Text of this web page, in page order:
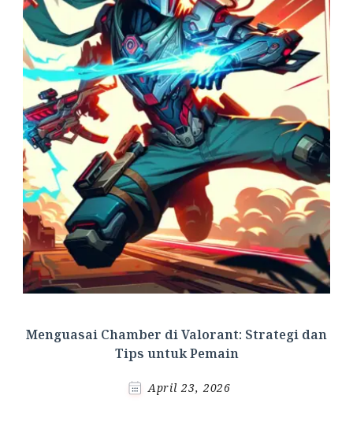
Menguasai Chamber di Valorant: Strategi dan
Tips untuk Pemain
April 23, 2026